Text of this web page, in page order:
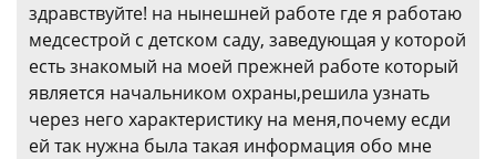
здравствуйте! на нынешней работе где я работаю
медсестрой с детском саду, заведующая у которой
есть знакомый на моей прежней работе который
является начальником охраны,решила узнать
через него характеристику на меня,почему есди
ей так нужна была такая информация обо мне